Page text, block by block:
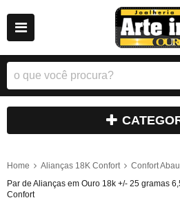
Home Alianças 18K Confort
Confort
Par de Alianças em Ouro 18k +/- 25 gramas
Confort